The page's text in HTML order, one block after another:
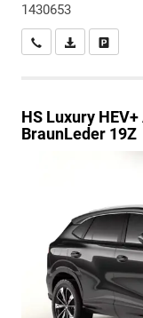
1430653
Wir rufen Sie an
PDF-Datei,
HS Luxury
BraunLeder 19Z